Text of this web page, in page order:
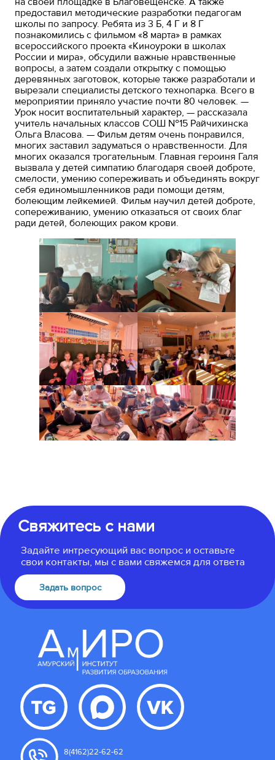
предоставил методические разработки педагогам
школы по запросу. Ребята из 3 Б, 4 Г и 8 Г
познакомились с фильмом «8 марта» в рамках
всероссийского проекта «Киноуроки в школах
России и мира», обсудили важные нравственные
вопросы, а затем создали открытку с помощью
деревянных заготовок, которые также разработали и
вырезали специалисты детского технопарка. Всего в
мероприятии приняло участие почти 80 человек. —
Урок носит воспитательный характер, — рассказала
учитель начальных классов СОШ №15 Райчихинска
Ольга Власова. — Фильм детям очень понравился,
многих заставил задуматься о нравственности. Для
многих оказался трогательным. Главная героиня Галя
вызвала у детей симпатию благодаря своей доброте,
смелости, умению сопереживать и объединять вокруг
себя единомышленников ради помощи детям,
болеющим лейкемией. Фильм научил детей доброте,
сопереживанию, умению отказаться от своих благ
ради детей, болеющих раком крови.
Свяжитесь с нами
Задайте интресующий вас вопрос и оставьте
свои контакты, мы с вами свяжемся для ответа
Задать вопрос
8(4162)22-62-62